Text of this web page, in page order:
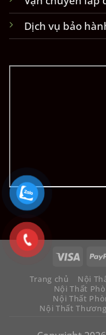
Dịch vụ bảo
Trang chủ Nội
Nội Thất
Nội Thất
Nội Thất